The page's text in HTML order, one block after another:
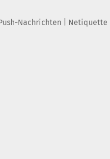
Nachrichten Netiquette